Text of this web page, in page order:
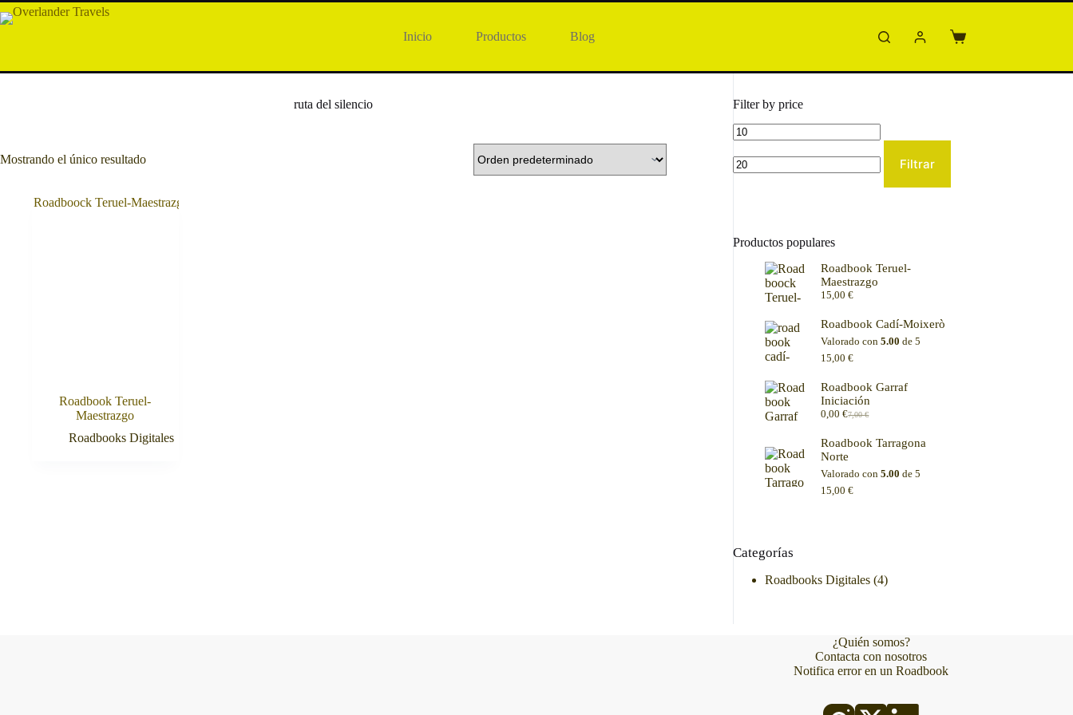
Saltar
al
Inicio Productos Blog
Carro
compra
ruta del silencio
Mostrando el único resultado
Roadbook Teruel-
Maestrazgo
Roadbooks Digitales
Filter by price
Precio
mínimo
máximo
Filtrar
Productos populares
Roadbook Teruel-
Maestrazgo
15,00€
Roadbook Cadí-Moixerò
Valorado con5.00 de 5
15,00€
Roadbook Garraf
Iniciación
7,00€
El
original
era:
7,00 €.
0,00€El
actual
es:
0,00 €.
Roadbook Tarragona
Norte
Valorado con5.00 de 5
15,00€
Categorías
Roadbooks Digitales 44
¿Quién somos?
Contacta con nosotros
Notifica error en un Roadbook